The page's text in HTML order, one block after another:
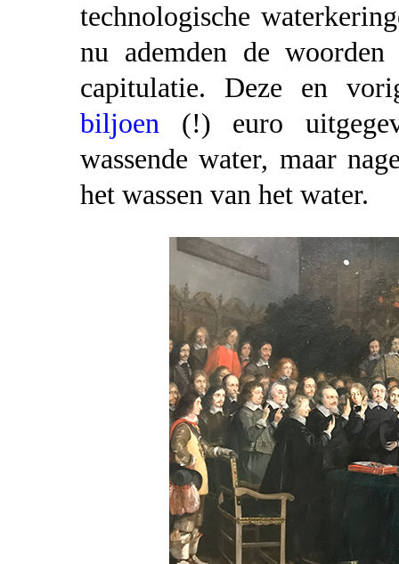
technologische
nu ademden de
capitulatie. Deze en
biljoen (!) euro
wassende water, maar
het wassen van het water.